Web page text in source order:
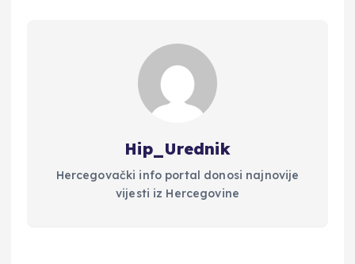
Hip_Urednik
Hercegovački info portal donosi najnovije
vijesti iz Hercegovine